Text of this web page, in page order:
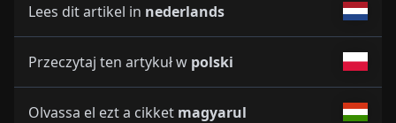
Lees dit artikel in nederlands
Przeczytaj ten artykuł w polski
Olvassa el ezt a cikket magyarul